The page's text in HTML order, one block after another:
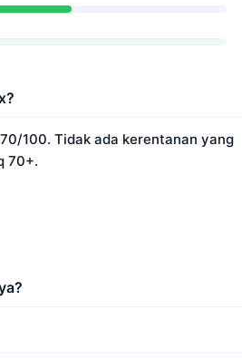
100. Tidak ada kerentanan yang
70+.